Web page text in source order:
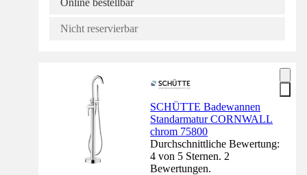
Nicht reservierbar
SCHÜTTE Badewannen
Standarmatur CORNWALL
chrom 75800
Durchschnittliche Bewertung:
4 von 5 Sternen. 2
Bewertungen.